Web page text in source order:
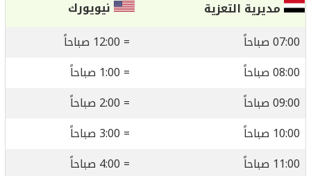
مديرية التعزية
نيويورك
07:00 صباحاً
= 12:00 صباحاً
08:00 صباحاً
= 1:00 صباحاً
09:00 صباحاً
= 2:00 صباحاً
10:00 صباحاً
= 3:00 صباحاً
11:00 صباحاً
= 4:00 صباحاً